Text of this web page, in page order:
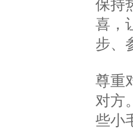
保持
喜，
步、
尊重
对方
些小